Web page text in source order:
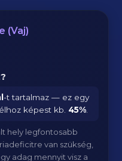
(Vaj)
-t tartalmaz — ez egy
képest kb. 45%
hely legfontosabb
van szükség,
adag mennyit visz a